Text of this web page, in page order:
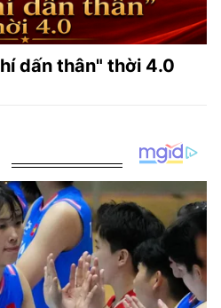
dấn thân" thời 4.0